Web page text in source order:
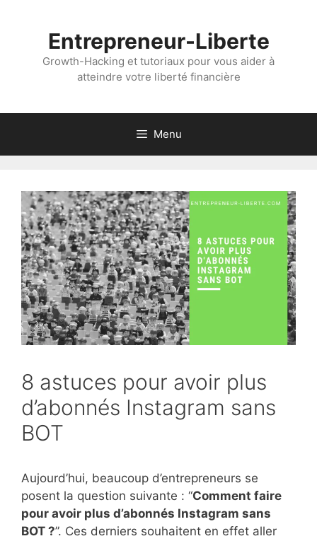
Entrepreneur-Liberte
Growth-Hacking et tutoriaux pour vous aider à
atteindre votre liberté financière
Menu
8 astuces pour avoir plus
d’abonnés Instagram sans
BOT
Aujourd’hui, beaucoup d’entrepreneurs se
posent la question suivante : “Comment faire
pour avoir plus d’abonnés Instagram sans
BOT ?”. Ces derniers souhaitent en effet aller